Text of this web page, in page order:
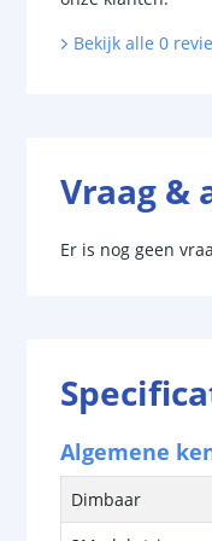
Bekijk alle 0
Vraag &
Er is nog geen
Algemene
Dimbaar